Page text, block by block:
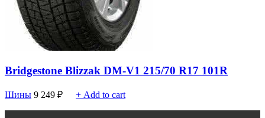
Bridgestone Blizzak DM-V1 215/70 R17 101R
Шины 9 249 ₽ + Add to cart